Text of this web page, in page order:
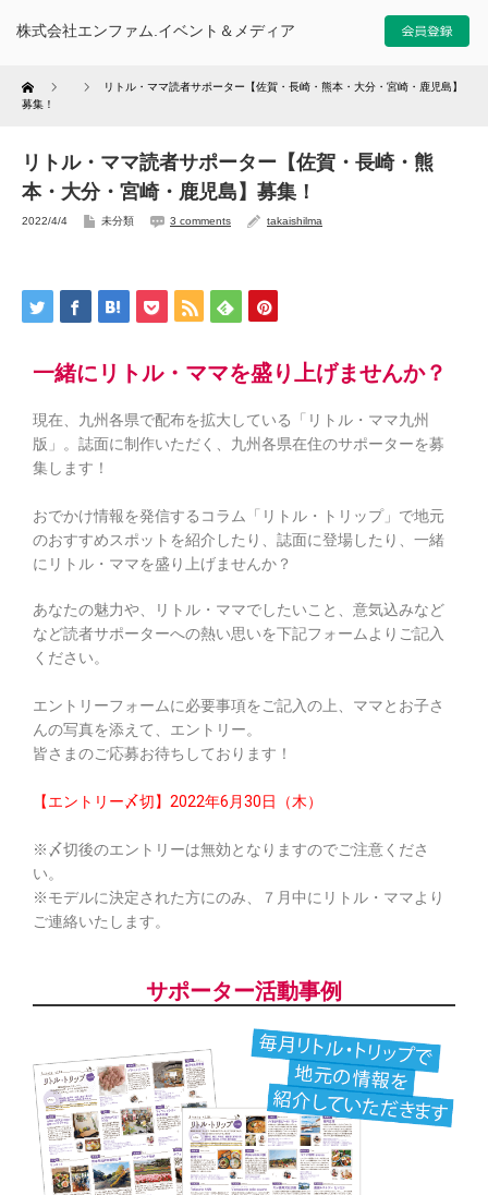
株式会社エンファム.イベント＆メディア
Home
リトル・ママ読者サポーター【佐賀・長崎・熊本・大分・宮崎・鹿児島】
募集！
リトル・ママ読者サポーター【佐賀・長崎・熊
本・大分・宮崎・鹿児島】募集！
2022/4/4 未分類 3 comments takaishilma
一緒にリトル・ママを盛り上げませんか？
現在、九州各県で配布を拡大している「リトル・ママ九州
版」。誌面に制作いただく、九州各県在住のサポーターを募
集します！
おでかけ情報を発信するコラム「リトル・トリップ」で地元
のおすすめスポットを紹介したり、誌面に登場したり、一緒
にリトル・ママを盛り上げませんか？
あなたの魅力や、リトル・ママでしたいこと、意気込みなど
など読者サポーターへの熱い思いを下記フォームよりご記入
ください。
エントリーフォームに必要事項をご記入の上、ママとお子さ
んの写真を添えて、エントリー。
皆さまのご応募お待ちしております！
【エントリー〆切】2022年6月30日（木）
※〆切後のエントリーは無効となりますのでご注意くださ
い。
※モデルに決定された方にのみ、７月中にリトル・ママより
ご連絡いたします。
サポーター活動事例